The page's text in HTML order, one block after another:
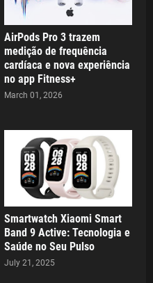
AirPods Pro 3 trazem
medição de frequência
cardíaca e nova experiência
no app Fitness+
March 01, 2026
Smartwatch Xiaomi Smart
Band 9 Active: Tecnologia e
Saúde no Seu Pulso
July 21, 2025